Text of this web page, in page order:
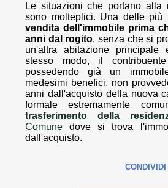
Le situazioni che portano alla
sono molteplici. Una delle più
vendita dell'immobile prima
anni dal rogito, senza che si
un'altra abitazione
stesso modo, il
possedendo già un
medesimi benefici, non
anni dall'acquisto della nuova
formale estremamente
trasferimento della
Comune dove si trova
dall'acquisto.
CONDIVIDI